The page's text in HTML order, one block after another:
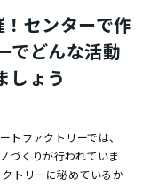
センターで作
でどんな活動
しょう
トファクトリーでは、
づくりが行われていま
トリーに秘めているか